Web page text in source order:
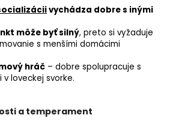
vychádza dobre s inými
môže byť silný, preto si vyžaduje
s menšími domácimi
hráč – dobre spolupracuje s
loveckej svorke.
a temperament